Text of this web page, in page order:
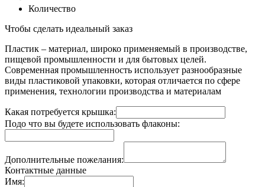
Количество
Чтобы сделать идеальный заказ
Пластик – материал, широко применяемый в производстве,
пищевой промышленности и для бытовых целей.
Современная промышленность использует разнообразные
виды пластиковой упаковки, которая отличается по сфере
применения, технологии производства и материалам
Какая потребуется крышка:
Подо что вы будете использовать флаконы:
Дополнительные пожелания:
Контактные данные
Имя: